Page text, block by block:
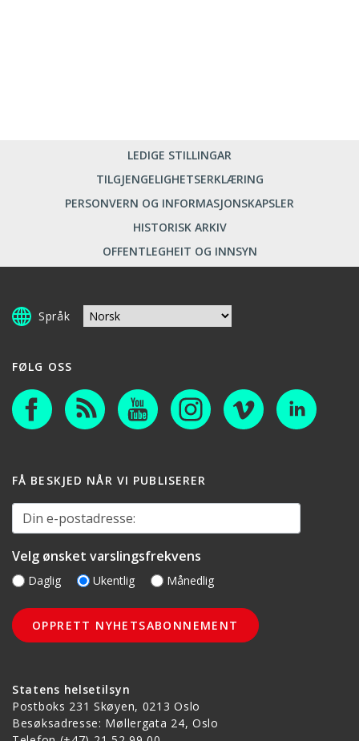
LEDIGE STILLINGAR
TILGJENGELIGHETSERKLÆRING
PERSONVERN OG INFORMASJONSKAPSLER
HISTORISK ARKIV
OFFENTLEGHEIT OG INNSYN
Språk
Statens helsetilsyn
Postboks 231 Skøyen, 0213 Oslo
Besøksadresse: Møllergata 24, Oslo
FØLG OSS
FÅ BESKJED NÅR VI PUBLISERER
Din e-postadresse:
Velg ønsket varslingsfrekvens
Daglig Ukentlig Månedlig